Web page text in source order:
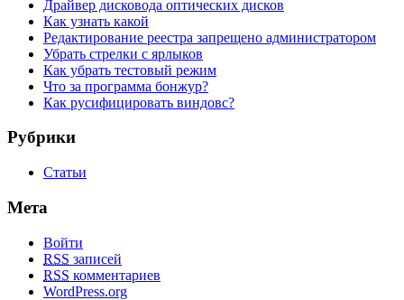
Драйвер дисковода оптических дисков
Как узнать какой
Редактирование реестра запрещено администратором
Убрать стрелки с ярлыков
Как убрать тестовый режим
Что за программа бонжур?
Как русифицировать виндовс?
Рубрики
Статьи
Мета
Войти
RSS записей
RSS комментариев
WordPress.org